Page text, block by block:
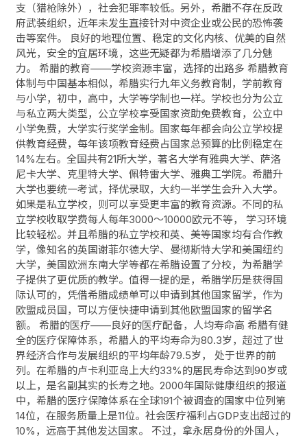
支（猎枪除外），社会犯罪率较低。另外，希腊不存在反政
府武装组织，近年未发生直接针对中资企业或公民的恐怖袭
击等案件。 良好的地理位置、稳定的文化内核、优美的自然
风光，安全的宜居环境，这些无疑都为希腊增添了几分魅
力。 希腊的教育——学校资源丰富，选择的出路多 希腊教育
体制与中国基本相似，希腊实行九年义务教育制，学前教育
与小学，初中，高中，大学等学制也一样。学校也分为公立
与私立两大类型，公立学校享受国家资助免费教育，公立中
小学免费，大学实行奖学金制。国家每年都会向公立学校提
供教育经费，每年该项教育经费占国家总预算的比例稳定在
14%左右。全国共有21所大学，著名大学有雅典大学、萨洛
尼卡大学、克里特大学、佩特雷大学、雅典工学院。希腊升
大学也要统一考试，择优录取，大约一半学生会升入大学。
如果是私立学校，则可以享受更丰富的教育资源。不同的私
立学校收取学费每人每年3000～10000欧元不等， 学习环境
比较轻松。并且希腊的私立学校和英、美等国家均有合作教
学，像知名的英国谢菲尔德大学、曼彻斯特大学和美国纽约
大学，美国欧洲东南大学等都在希腊设置了分校，为希腊学
子提供了更优质的教学。值得一提的是，希腊学历是获得国
际认可的，凭借希腊成绩单可以申请到其他国家留学，作为
欧盟成员国，可以方便快捷申请到其他欧盟国家的留学名
额。 希腊的医疗——良好的医疗配备，人均寿命高 希腊有健
全的医疗保障体系，希腊人的平均寿命为80.3岁，超过了世
界经济合作与发展组织的平均年龄79.5岁， 处于世界的前
列。在希腊的卢卡利亚岛上大约33%的居民寿命达到90岁或
以上，是名副其实的长寿之地。2000年国际健康组织的报道
中，希腊的医疗保障体系在全球191个被调查的国家中位列第
14位，在服务质量上是11位。社会医疗福利占GDP支出超过的
10%，远高于其他发达国家。 不过，拿永居身份的外国人，